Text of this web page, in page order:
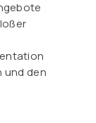
und den